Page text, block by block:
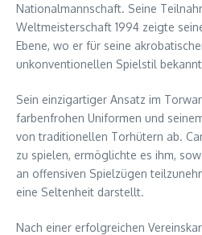
Nationalmannschaft. Seine
Weltmeisterschaft 1994 zeigte
Ebene, wo er für seine
unkonventionellen Spielstil
Sein einzigartiger Ansatz im
farbenfrohen Uniformen und
von traditionellen Torhütern ab.
zu spielen, ermöglichte es ihm,
an offensiven Spielzügen
eine Seltenheit darstellt.
Nach einer erfolgreichen